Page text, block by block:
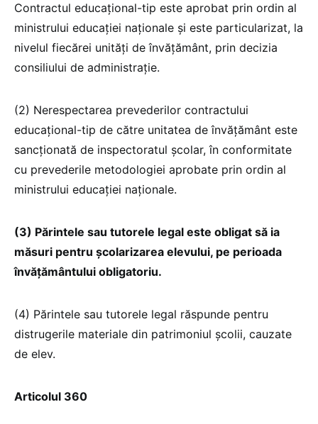
Contractul educațional-tip este aprobat prin ordin al
ministrului educației naționale și este particularizat, la
nivelul fiecărei unități de învățământ, prin decizia
consiliului de administrație.
(2) Nerespectarea prevederilor contractului
educațional-tip de către unitatea de învățământ este
sancționată de inspectoratul școlar, în conformitate
cu prevederile metodologiei aprobate prin ordin al
ministrului educației naționale.
(3) Părintele sau tutorele legal este obligat să ia
măsuri pentru școlarizarea elevului, pe perioada
învățământului obligatoriu.
(4) Părintele sau tutorele legal răspunde pentru
distrugerile materiale din patrimoniul școlii, cauzate
de elev.
Articolul 360